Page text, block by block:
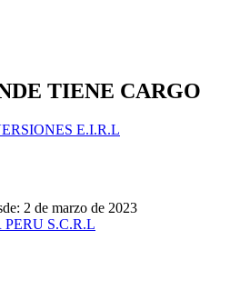
TIENE CARGO
E.I.R.L
2 de marzo de 2023
S.C.R.L